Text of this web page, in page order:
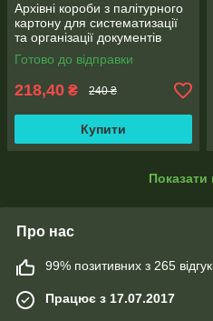
Архівні короби з палітурного
картону для систематизації
та організації документів
390х270х180 мм
Готово до відправки
218,40 ₴ 240 ₴
Купити
Показати
Про нас
99% позитивних з 265
Працює з 17.07.2017